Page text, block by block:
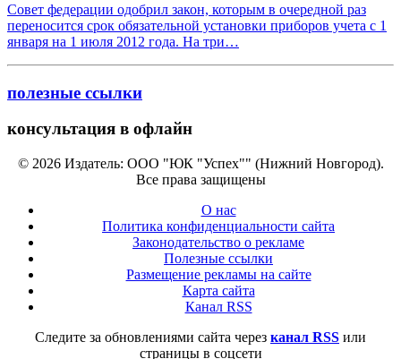
Совет федерации одобрил закон, которым в очередной раз
переносится срок обязательной установки приборов учета с 1
января на 1 июля 2012 года. На три…
полезные ссылки
консультация в офлайн
© 2026 Издатель: ООО "ЮК "Успех"" (Нижний Новгород).
Все права защищены
О нас
Политика конфиденциальности сайта
Законодательство о рекламе
Полезные ссылки
Размещение рекламы на сайте
Карта сайта
Канал RSS
Следите за обновлениями сайта через канал RSS или
страницы в соцсети